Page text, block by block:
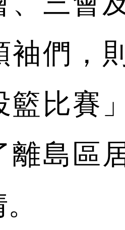
袖們，
籃比賽
離島區